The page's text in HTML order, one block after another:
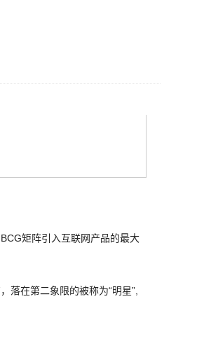
矩阵引入互联网产品的最大
落在第二象限的被称为“明星”,